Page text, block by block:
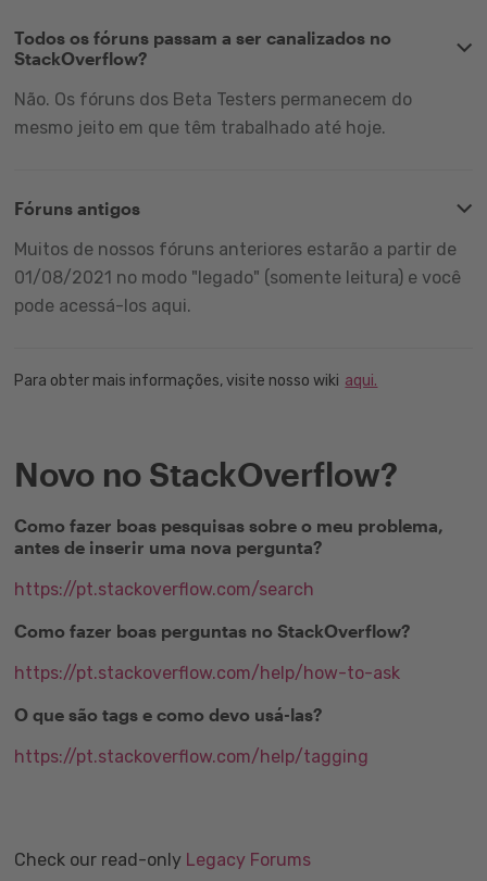
Todos os fóruns passam a ser canalizados no
StackOverflow?
Não. Os fóruns dos Beta Testers permanecem do
mesmo jeito em que têm trabalhado até hoje.
Fóruns antigos
Muitos de nossos fóruns anteriores estarão a partir de
01/08/2021 no modo "legado" (somente leitura) e você
pode acessá-los aqui.
Para obter mais informações, visite nosso wiki aqui.
Novo no StackOverflow?
Como fazer boas pesquisas sobre o meu problema,
antes de inserir uma nova pergunta?
https://pt.stackoverflow.com/search
Como fazer boas perguntas no StackOverflow?
https://pt.stackoverflow.com/help/how-to-ask
O que são tags e como devo usá-las?
https://pt.stackoverflow.com/help/tagging
Check our read-only Legacy Forums